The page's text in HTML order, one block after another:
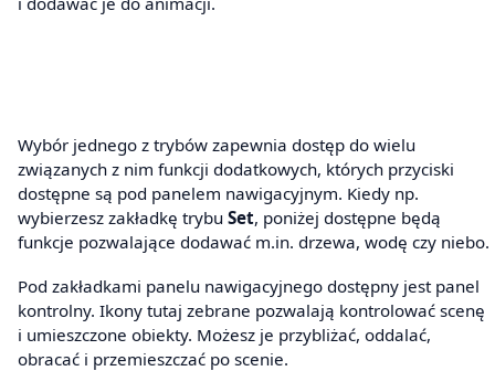
Wybór jednego z trybów zapewnia dostęp do wielu
związanych z nim funkcji dodatkowych, których przyciski
dostępne są pod panelem nawigacyjnym. Kiedy np.
wybierzesz zakładkę trybu Set, poniżej dostępne będą
funkcje pozwalające dodawać m.in. drzewa, wodę czy niebo.
Pod zakładkami panelu nawigacyjnego dostępny jest panel
kontrolny. Ikony tutaj zebrane pozwalają kontrolować scenę
i umieszczone obiekty. Możesz je przybliżać, oddalać,
obracać i przemieszczać po scenie.